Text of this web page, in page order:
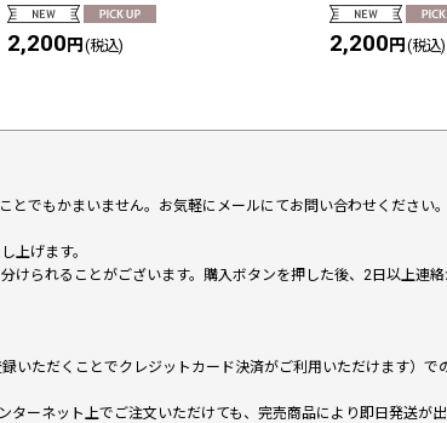
2,200円 (税込) 2,200円 (税込)
でもかまいません。お気軽にメールにてお問い合わせください。
上げます。
られることがございます。購入ボタンを押した後、2日以上連
ただくことでクレジットカード決済がご利用いただけます）で
ーネット上でご注文いただけても、完売商品により即日発送が